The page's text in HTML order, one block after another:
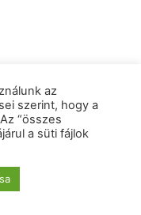
az
szerint, hogy a
“összes
a süti fájlok